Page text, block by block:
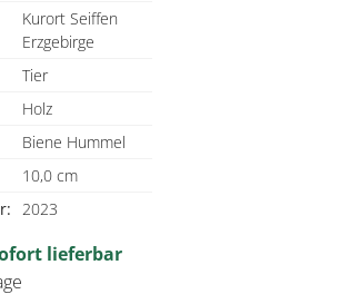
Kurort Seiffen
Erzgebirge
Tier
Holz
Biene Hummel
10,0 cm
2023
lieferbar